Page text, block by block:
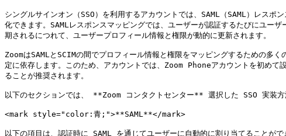
シングルサインオン（SSO）を利用するアカウントでは、SAML（SAML）レス
化できます。SAMLレスポンスマッピングでは、ユーザーが認証するたびにユー
期されるにつれて、ユーザープロフィール情報と権限が動的に更新されます。
ZoomはSAMLとSCIMの間でプロフィール情報と権限をマッピングするための多
定に依存します。このため、アカウントでは、Zoom Phoneアカウントを初めて
ることが推奨されます。
以下のセクションでは、 **Zoom コンタクトセンター** 選択した SSO 実装方
<mark style="color:青;">**SAML**</mark>
以下の項目は、認証時に SAML を通じてユーザーに自動的に割り当てることが